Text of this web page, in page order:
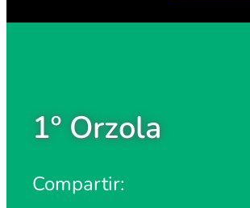
1º Orzola
Compartir: